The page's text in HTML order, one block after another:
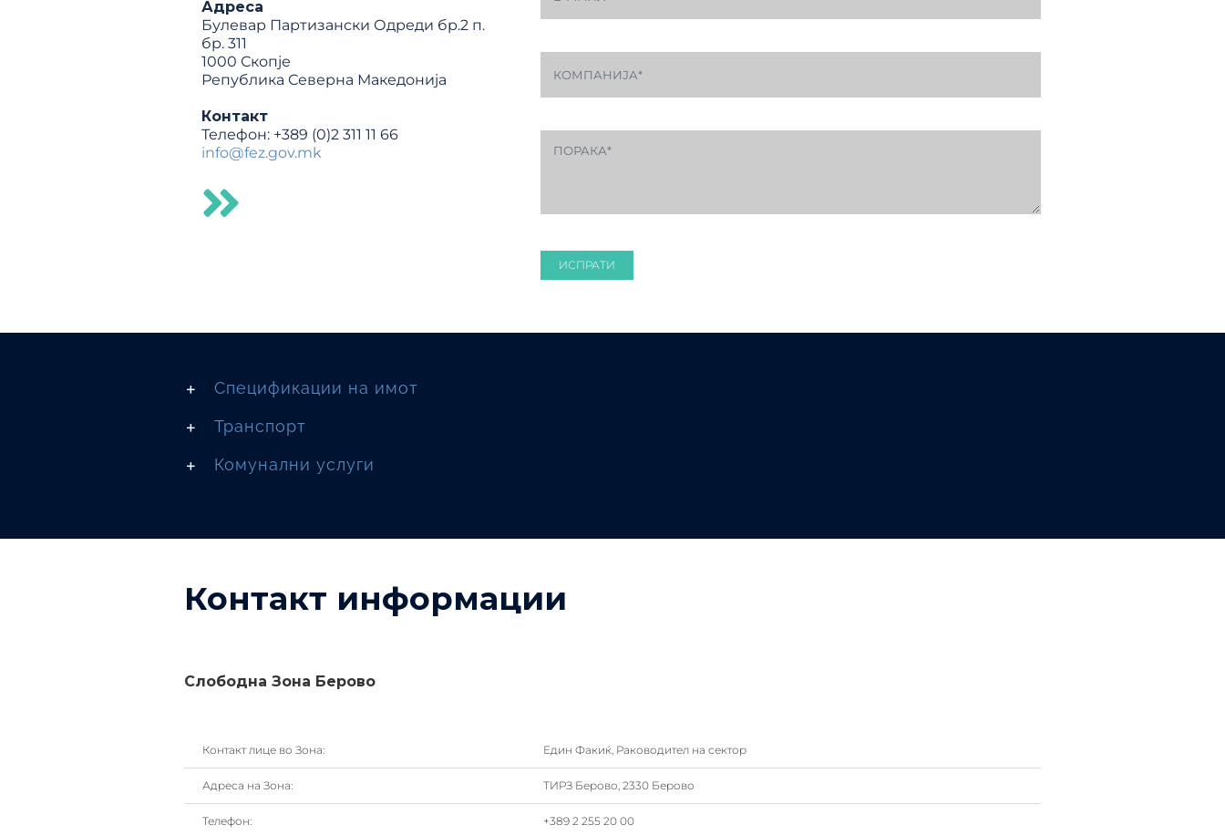
Адреса
Булевар Партизански Одреди бр.2 п.
бр. 311
1000 Скопје
Република Северна Македонија
Контакт
Телефон: +389 (0)2 311 11 66
info@fez.gov.mk
ИСПРАТИ
Спецификации на имот
Транспорт
Комунални услуги
Контакт информации
Слободна Зона Берово
Контакт лице во Зона: Един Факиќ, Раководител на сектор
Адреса на Зона: ТИРЗ Берово, 2330 Берово
Телефон: +389 2 255 20 00